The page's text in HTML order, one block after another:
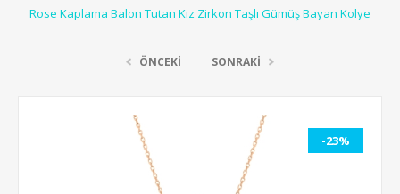
Rose Kaplama Balon Tutan Kız Zirkon Taşlı Gümüş Bayan Kolye
ÖNCEKİ SONRAKİ
-23%